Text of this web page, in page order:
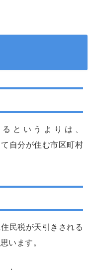
というよりは、
自分が住む市区町村
民税が天引きされる
います。